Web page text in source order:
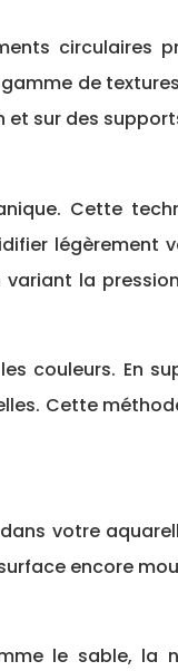
circulaires
de
sur des
Cette
légèrement
la
couleurs. En
Cette
votre
encore
le sable, la